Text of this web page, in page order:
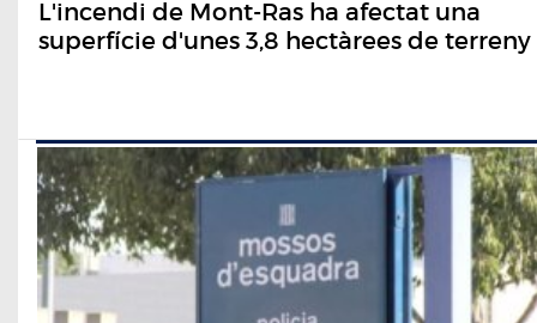
L'incendi de Mont-Ras ha afectat una
superfície d'unes 3,8 hectàrees de terreny